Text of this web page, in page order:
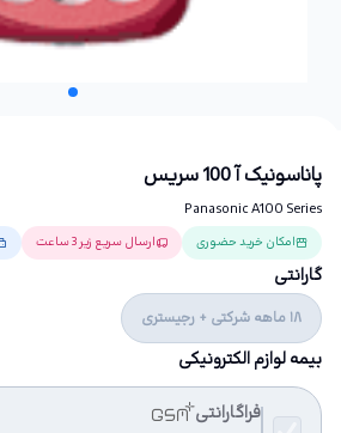
پاناسونیک آ 100 سریس
Panasonic A100 Series
امکان خرید حضوری ارسال سریع زیر 3 ساعت
گارانتی
18 ماهه شرکتی + رجیستری
بیمه لوازم الکترونیکی
فراگارانتی